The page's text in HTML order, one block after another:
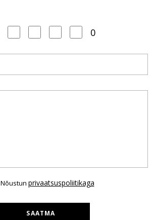
0
Nõustun privaatsuspoliitikaga
SAATMA